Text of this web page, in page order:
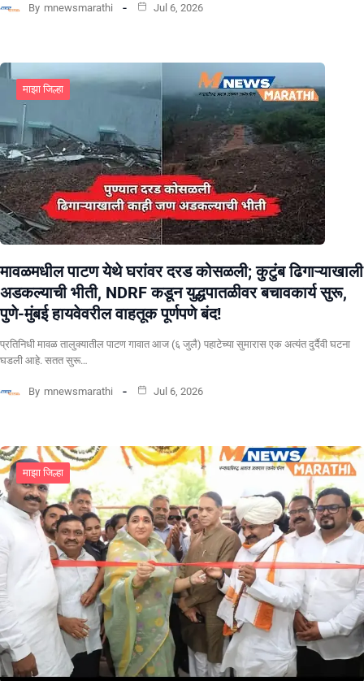
By mnewsmarathi Jul 6, 2026
माझा जिल्हा
मावळमधील पाटण येथे घरांवर दरड कोसळली; कुटुंब ढिगाऱ्याखाली
अडकल्याची भीती, NDRF कडून युद्धपातळीवर बचावकार्य सुरू,
पुणे-मुंबई हायवेवरील वाहतूक पूर्णपणे बंद!
​प्रतिनिधी मावळ तालुक्यातील पाटण गावात आज (६ जुलै) पहाटेच्या सुमारास एक अत्यंत दुर्दैवी घटना
घडली आहे. सतत सुरू…
By mnewsmarathi Jul 6, 2026
माझा जिल्हा